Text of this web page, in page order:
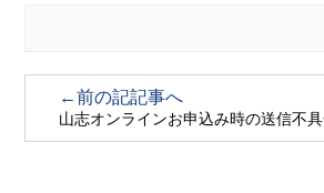
←前の記記事へ
山志オンラインお申込み時の送信不